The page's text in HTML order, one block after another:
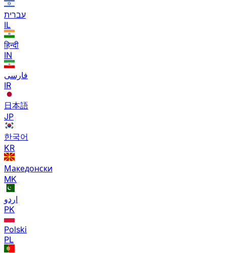
עברית
IL
हिन्दी
IN
فارسی
IR
日本語
JP
한국어
KR
Македонски
MK
اردو
PK
Polski
PL